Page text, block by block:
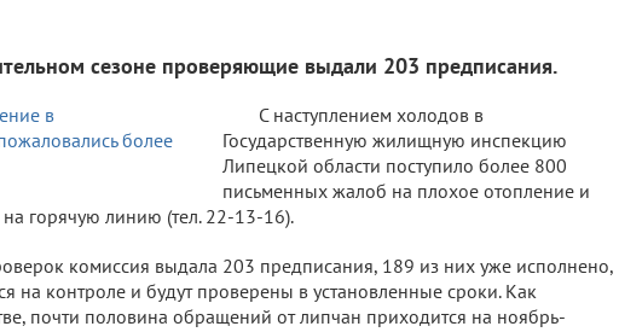
сезоне проверяющие выдали 203 предписания.
С наступлением холодов в
Государственную жилищную инспекцию
Липецкой области поступило более 800
письменных жалоб на плохое отопление и
горячую линию (тел. 22-13-16).
комиссия выдала 203 предписания, 189 из них уже исполнено,
на контроле и будут проверены в установленные сроки. Как
почти половина обращений от липчан приходится на ноябрь-